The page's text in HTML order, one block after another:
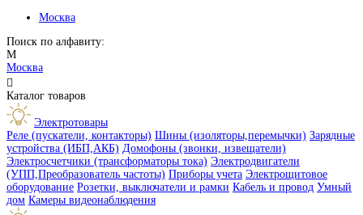
Москва
Поиск по алфавиту:
М
Москва

Каталог товаров
Электротовары
Реле (пускатели, контакторы) Шины (изоляторы,перемычки) Зарядные
устройства (ИБП,АКБ) Домофоны (звонки, извещатели)
Электросчетчики (трансформаторы тока) Электродвигатели
(УПП,Преобразователь частоты) Приборы учета Электрощитовое
оборудование Розетки, выключатели и рамки Кабель и провод Умный
дом Камеры видеонаблюдения